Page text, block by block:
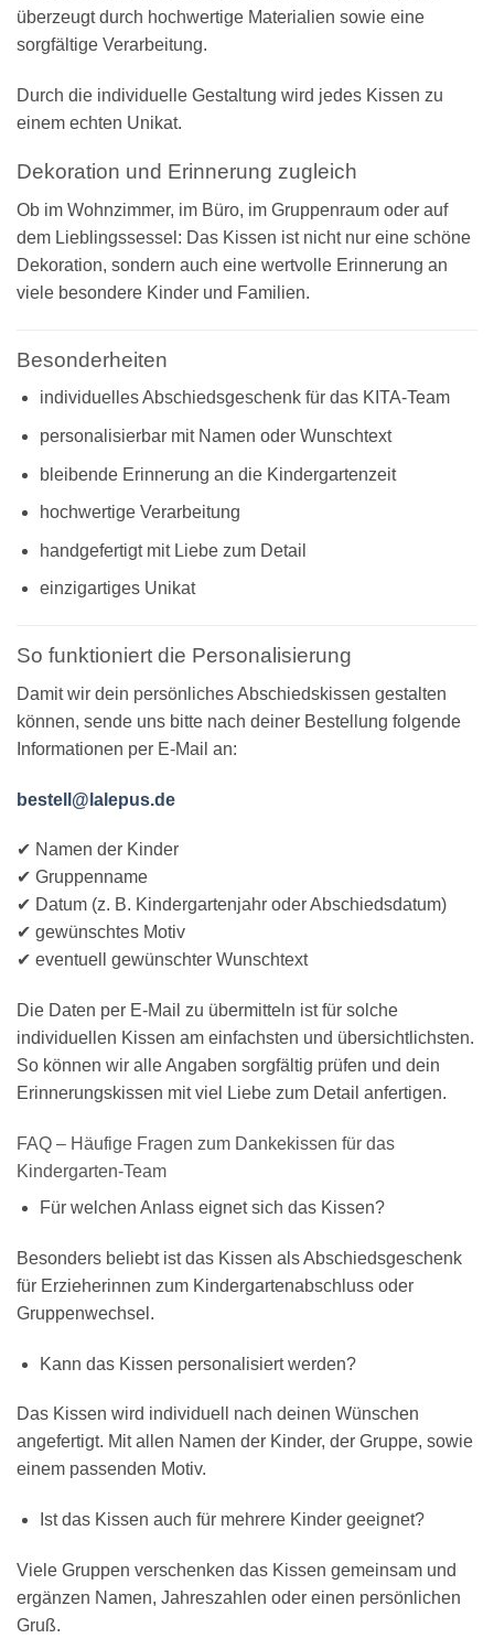
überzeugt durch hochwertige Materialien sowie eine
sorgfältige Verarbeitung.
Durch die individuelle Gestaltung wird jedes Kissen zu
einem echten Unikat.
Dekoration und Erinnerung zugleich
Ob im Wohnzimmer, im Büro, im Gruppenraum oder auf
dem Lieblingssessel: Das Kissen ist nicht nur eine schöne
Dekoration, sondern auch eine wertvolle Erinnerung an
viele besondere Kinder und Familien.
Besonderheiten
individuelles Abschiedsgeschenk für das KITA-Team
personalisierbar mit Namen oder Wunschtext
bleibende Erinnerung an die Kindergartenzeit
hochwertige Verarbeitung
handgefertigt mit Liebe zum Detail
einzigartiges Unikat
So funktioniert die Personalisierung
Damit wir dein persönliches Abschiedskissen gestalten
können, sende uns bitte nach deiner Bestellung folgende
Informationen per E-Mail an:
bestell@lalepus.de
✔ Namen der Kinder
✔ Gruppenname
✔ Datum (z. B. Kindergartenjahr oder Abschiedsdatum)
✔ gewünschtes Motiv
✔ eventuell gewünschter Wunschtext
Die Daten per E-Mail zu übermitteln ist für solche
individuellen Kissen am einfachsten und übersichtlichsten.
So können wir alle Angaben sorgfältig prüfen und dein
Erinnerungskissen mit viel Liebe zum Detail anfertigen.
FAQ – Häufige Fragen zum Dankekissen für das
Kindergarten-Team
Für welchen Anlass eignet sich das Kissen?
Besonders beliebt ist das Kissen als Abschiedsgeschenk
für Erzieherinnen zum Kindergartenabschluss oder
Gruppenwechsel.
Kann das Kissen personalisiert werden?
Das Kissen wird individuell nach deinen Wünschen
angefertigt. Mit allen Namen der Kinder, der Gruppe, sowie
einem passenden Motiv.
Ist das Kissen auch für mehrere Kinder geeignet?
Viele Gruppen verschenken das Kissen gemeinsam und
ergänzen Namen, Jahreszahlen oder einen persönlichen
Gruß.